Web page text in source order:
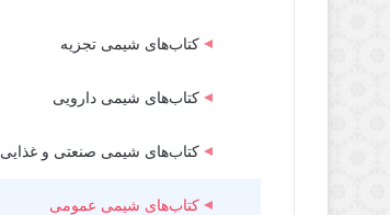
کتاب‌های شیمی تجزیه
کتاب‌های شیمی دارویی
کتاب‌های شیمی صنعتی و غذایی
کتاب‌های شیمی عمومی